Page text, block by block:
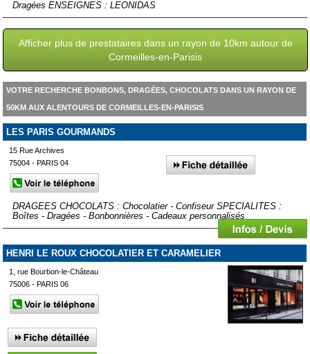
Dragées ENSEIGNES : LEONIDAS
Afficher plus de prestataires dans un rayon de 10km autour de
Cormeilles-en-Parisis
VOTRE RECHERCHE BONBONS, DRAGÉES, CHOCOLATS DANS UN RAYON DE
50KM AUX ALENTOURS DE CORMEILLES-EN-PARISIS
LES PARIS GOURMANDS
15 Rue Archives
75004 - PARIS 04
DRAGEES CHOCOLATS : Chocolatier - Confiseur SPECIALITES :
Boîtes - Dragées - Bonbonnières - Cadeaux personnalisés
HENRI LE ROUX CHOCOLATIER ET CARAMELIER
1, rue Bourbon-le-Château
75006 - PARIS 06